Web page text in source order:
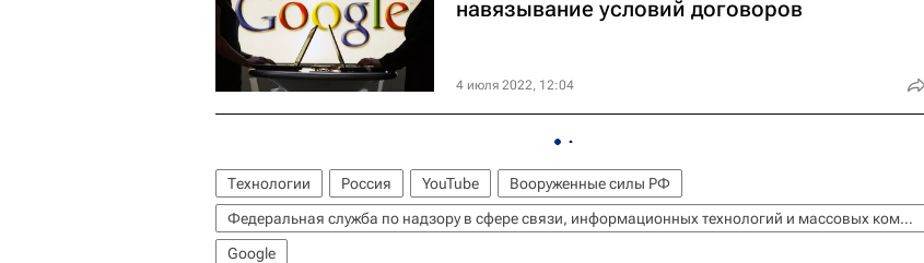
навязывание условий договоров
4 июля 2022, 12:04
Технологии Россия YouTube
Вооруженные силы РФ
Федеральная служба по надзору в сфере связи, информационных технологий и массовых коммуникаций (Роскомнадзор)
Google